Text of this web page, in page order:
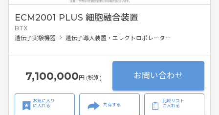
ECM2001 PLUS 細胞融合装置
BTX
遺伝子実験機器
遺伝子導入装置・エレクトロポレーター
7,100,000円 (税別) お問い合わせ
お気に入り
に入れる
共有する
比較リスト
に入れる